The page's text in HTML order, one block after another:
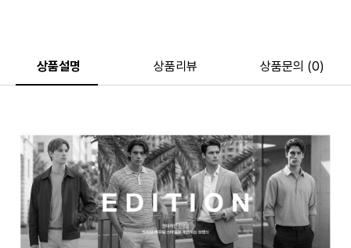
상품설명 상품리뷰 상품문의 (0)